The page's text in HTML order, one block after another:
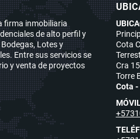
firma inmobiliaria
de alto perfil y
Lotes y
Entre sus servicios se
y venta de proyectos
Cota
Cra
Torre
Cota